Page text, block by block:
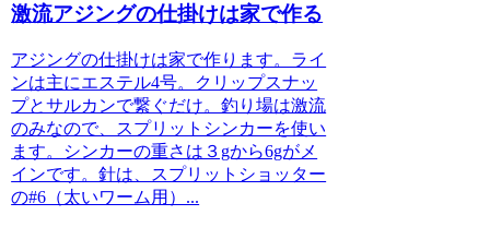
激流アジングの仕掛けは家で作る
アジングの仕掛けは家で作ります。ライ
ンは主にエステル4号。クリップスナッ
プとサルカンで繋ぐだけ。釣り場は激流
のみなので、スプリットシンカーを使い
ます。シンカーの重さは３gから6gがメ
インです。針は、スプリットショッター
の#6（太いワーム用）...